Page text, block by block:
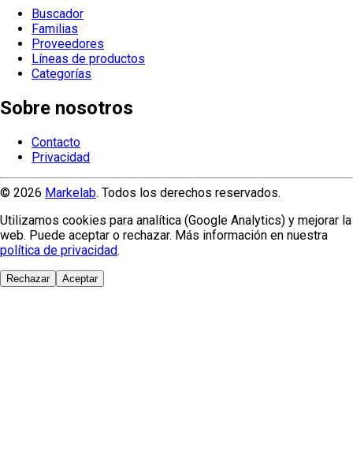
Buscador
Familias
Proveedores
Líneas de productos
Categorías
Sobre nosotros
Contacto
Privacidad
© 2026 Markelab. Todos los derechos reservados.
Utilizamos cookies para analítica (Google Analytics) y mejorar la
web. Puede aceptar o rechazar. Más información en nuestra
política de privacidad.
Rechazar Aceptar